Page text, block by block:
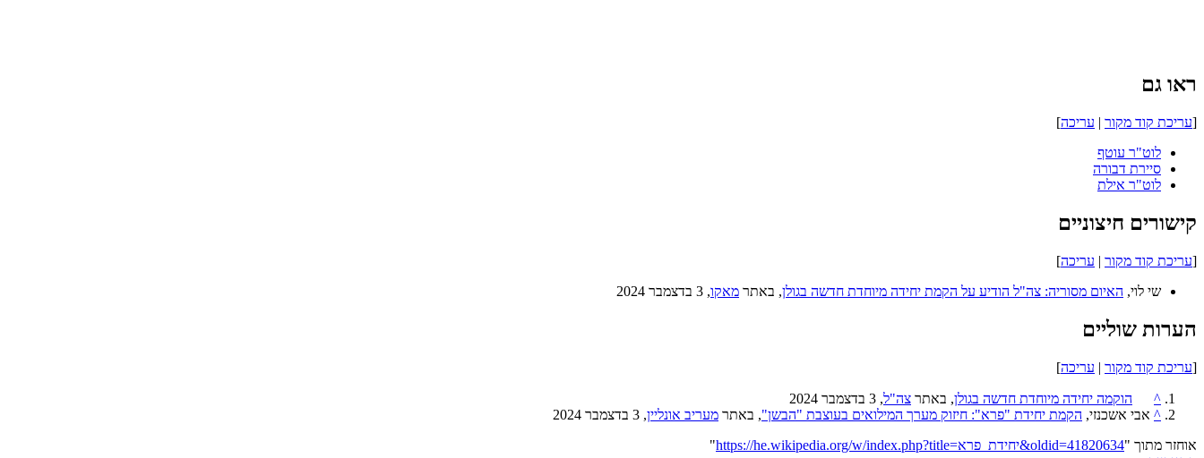
ראו גם
[עריכת קוד מקור | עריכה]
לוט"ר עוטף
סיירת דבורה
לוט"ר אילת
קישורים חיצוניים
[עריכת קוד מקור | עריכה]
שי לוי, ‏ האיום מסוריה: צה"ל הודיע על הקמת יחידה מיוחדת חדשה בגולן, באתר ‏ מאקו‏, 3 בדצמבר 2024
הערות שוליים
[עריכת קוד מקור | עריכה]
^ הוקמה יחידה מיוחדת חדשה בגולן, באתר צה"ל, 3 בדצמבר 2024
^ אבי אשכנזי, ‏ הקמת יחידת "פרא": חיזוק מערך המילואים בעוצבת "הבשן", באתר מעריב אונליין, 3 בדצמבר 2024
אוחזר מתוך "https://he.wikipedia.org/w/index.php?title=יחידת_פרא&oldid=41820634
"